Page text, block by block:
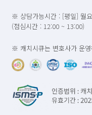
※ 상담가능시간 : [평일] 월
(점심시간 : 12:00 ~ 13:00)
※ 캐치시큐는 변호사가 운